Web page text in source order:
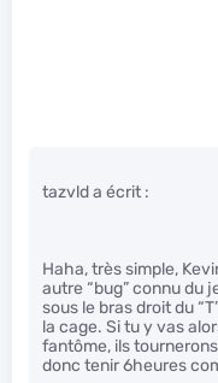
tazvld a écrit :
Haha, très simple,
autre “bug” connu du
sous le bras droit du
la cage. Si tu y vas
fantôme, ils
donc tenir 6heures